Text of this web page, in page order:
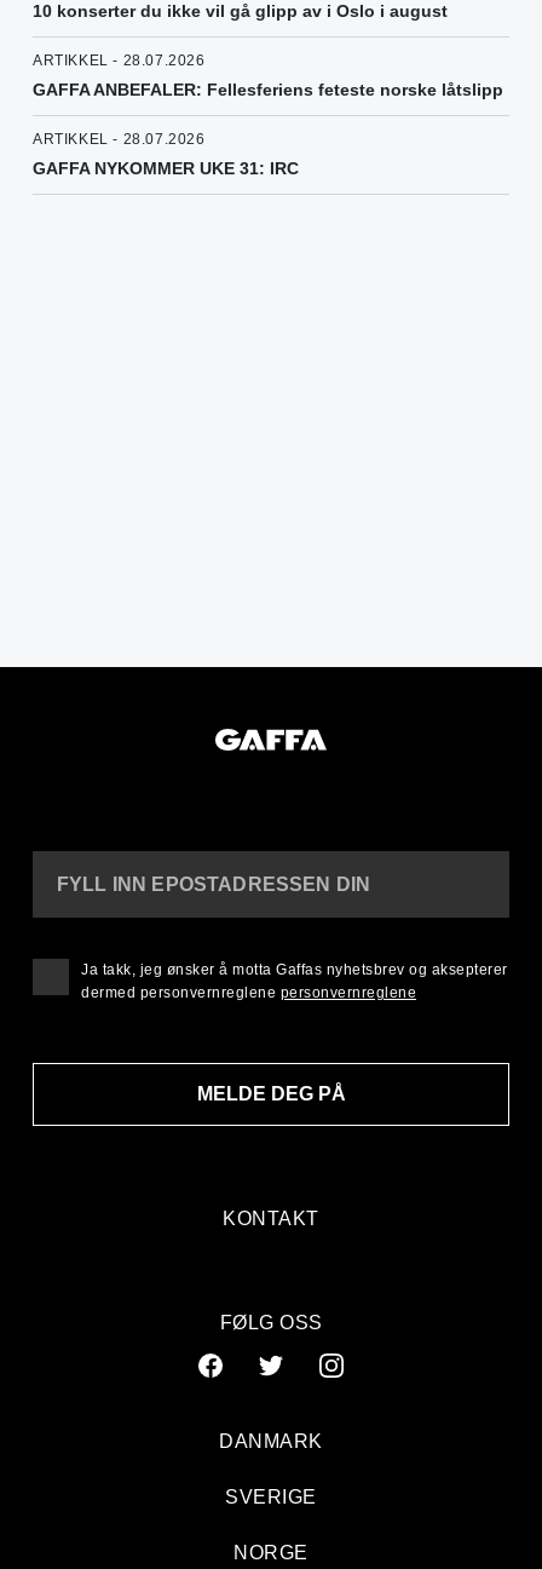
10 konserter du ikke vil gå glipp av i Oslo i august
ARTIKKEL - 28.07.2026
GAFFA ANBEFALER: Fellesferiens feteste norske låtslipp
ARTIKKEL - 28.07.2026
GAFFA NYKOMMER UKE 31: IRC
KONTAKT
FYLL INN EPOSTADRESSEN DIN
MELDE DEG PÅ
Ja takk, jeg ønsker å motta Gaffas nyhetsbrev og aksepterer
dermed personvernreglene personvernreglene
FØLG OSS
DANMARK
SVERIGE
NORGE